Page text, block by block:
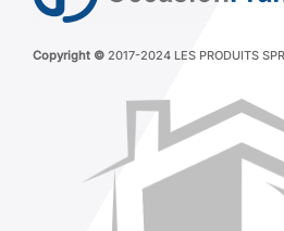
Copyright ©2017-2024 LES PRODUITS